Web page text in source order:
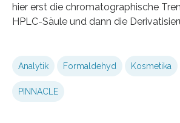
hier erst die chromatographische
HPLC-Säule und dann die
Analytik Formaldehyd Kosmetika
PINNACLE